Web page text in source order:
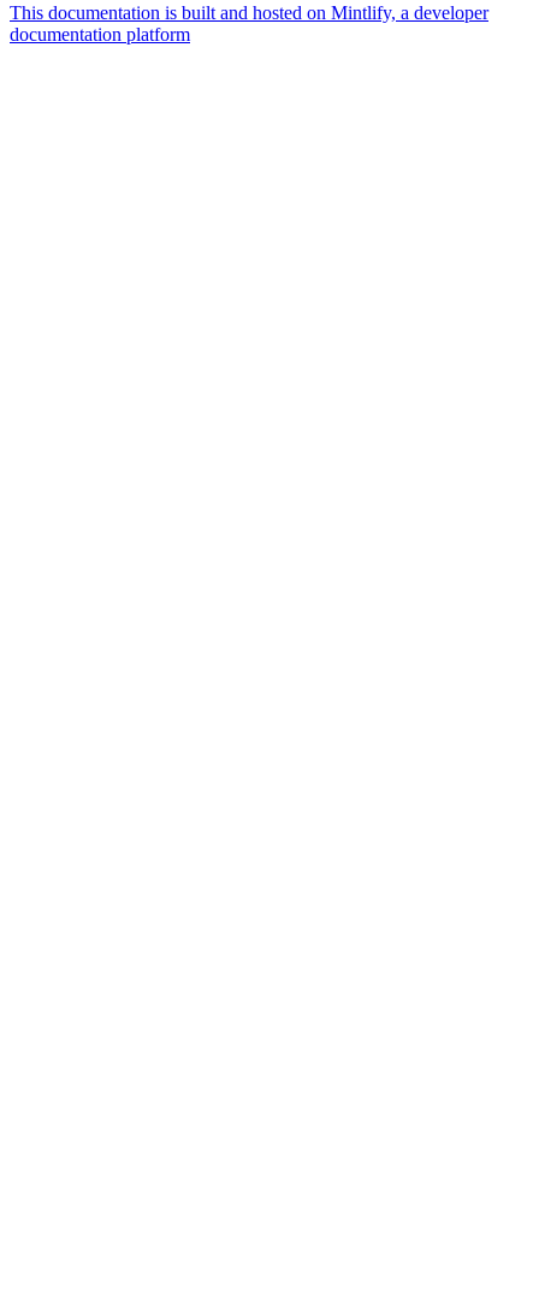
This documentation is built and hosted on Mintlify, a developer
documentation platform